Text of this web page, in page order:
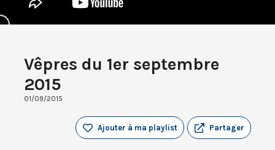
Vêpres du 1er septembre
2015
01/09/2015
Partager
Ajouter à ma playlist